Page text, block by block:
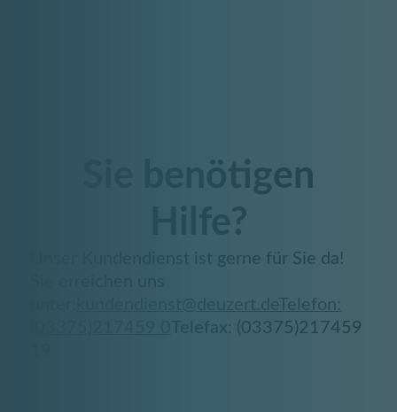
Sie benötigen
Hilfe?
Unser Kundendienst ist gerne für Sie da!
kundendienst@deuzert.de
Telefon:
Telefax: (03375)217459